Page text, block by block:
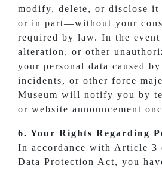
modify, delete, or disclose
or in part—without your
required by law. In the
alteration, or other
your personal data caused
incidents, or other force
Museum will notify you by
or website announcement
6. Your Rights Regarding
In accordance with Article 3
Data Protection Act, you